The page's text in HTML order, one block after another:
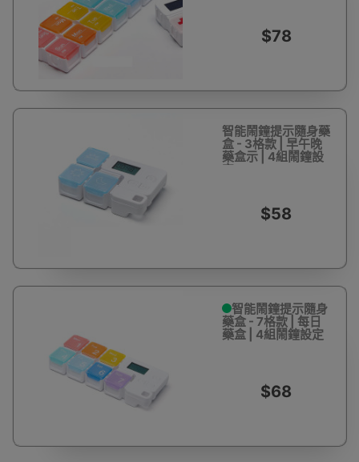
$78
智能鬧鐘提示隨身藥
盒 - 3格款 | 早午晚
藥盒示 | 4組鬧鐘設
定
$58
智能鬧鐘提示隨身
藥盒 - 7格款 | 每日
藥盒 | 4組鬧鐘設定
$68